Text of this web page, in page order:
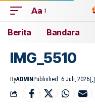
Aa
Berita Bandara
IMG_5510
ByADMIN Published: 6 Juli, 2026